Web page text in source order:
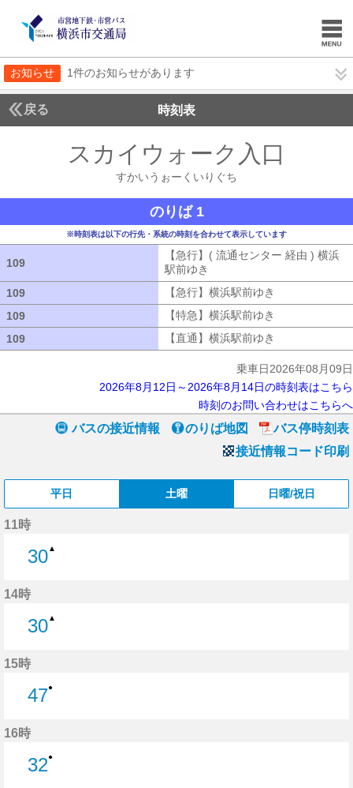
お知らせ 1件のお知らせがあります
戻る 時刻表
スカイウォーク入口
すかいうぉーくいりぐち
のりば 1
※時刻表は以下の行先・系統の時刻を合わせて表示しています
109
【急行】( 流通センター 経由 ) 横浜
駅前ゆき
109
【急行】横浜駅前ゆき
109
【特急】横浜駅前ゆき
109
【直通】横浜駅前ゆき
乗車日2026年08月09日
2026年8月12日～2026年8月14日の時刻表はこちら
時刻のお問い合わせはこちらへ
バスの接近情報 のりば地図
バス停時刻表
接近情報コード印刷
平日 土曜 日曜/祝日
11時
30▲
14時
30▲
15時
47●
16時
32●